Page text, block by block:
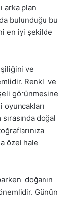
arka plan
bulunduğu bu
en iyi şekilde
ve
Renkli ve
görünmesine
oyuncakları
doğal
özel hale
doğanın
Günün